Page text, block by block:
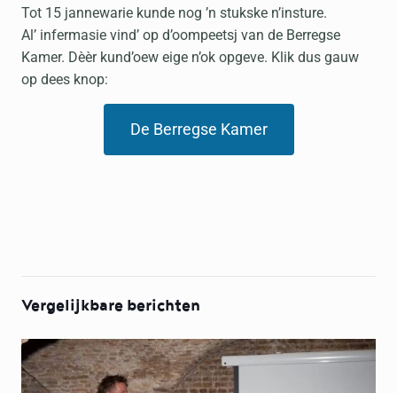
Tot 15 jannewarie kunde nog ’n stukske n’insture.
Al’ infermasie vind’ op d’oompeetsj van de Berregse
Kamer. Dèèr kund’oew eige n’ok opgeve. Klik dus gauw
op dees knop:
De Berregse Kamer
Vergelijkbare berichten